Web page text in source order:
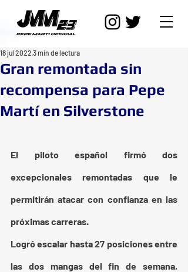
Gran remontada sin
recompensa para Pepe
Martí en Silverstone
18 jul 2022 3 min de lectura
El piloto español firmó dos
excepcionales remontadas que le
permitirán atacar con confianza en las
próximas carreras.
Logró escalar hasta 27 posiciones entre
las dos mangas del fin de semana,